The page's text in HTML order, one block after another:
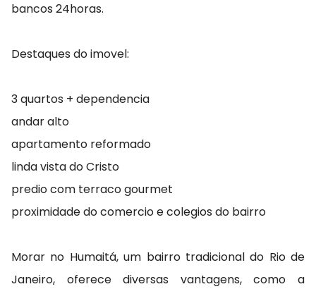
bancos 24horas.
Destaques do imovel:
3 quartos + dependencia
andar alto
apartamento reformado
linda vista do Cristo
predio com terraco gourmet
proximidade do comercio e colegios do bairro
Morar no Humaitá, um bairro tradicional do Rio de
Janeiro, oferece diversas vantagens, como a